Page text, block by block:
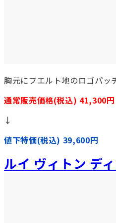
胸元にフエルト地のロゴパッ
通常販売価格(税込) 41,300円
↓
値下特価(税込) 39,600円
ルイ ヴィトン デ